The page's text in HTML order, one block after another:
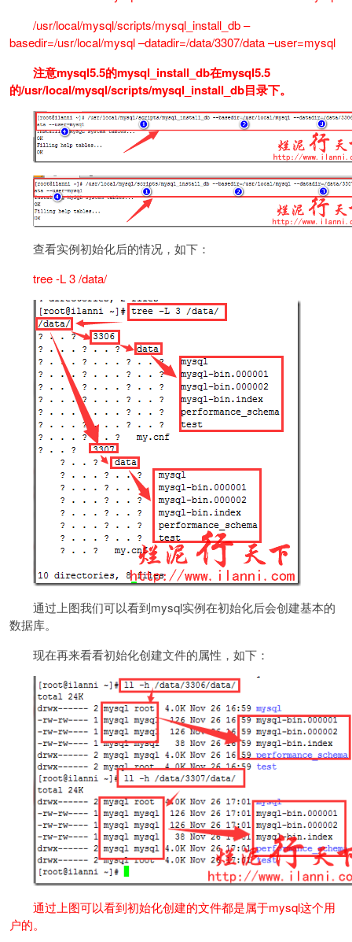
/usr/local/mysql/scripts/mysql_install_db –
basedir=/usr/local/mysql –datadir=/data/3307/data –user=mysql
注意mysql5.5的mysql_install_db在mysql5.5
的/usr/local/mysql/scripts/mysql_install_db目录下。
查看实例初始化后的情况，如下：
tree -L 3 /data/
通过上图我们可以看到mysql实例在初始化后会创建基本的
数据库。
现在再来看看初始化创建文件的属性，如下：
通过上图可以看到初始化创建的文件都是属于mysql这个用
户的。